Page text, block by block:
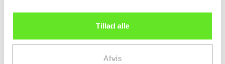
Tillad alle
Afvis